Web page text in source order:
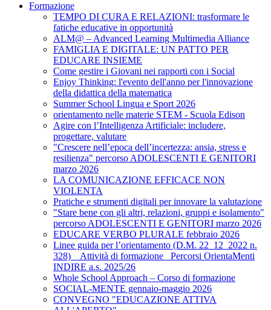
Formazione
TEMPO DI CURA E RELAZIONI: trasformare le
fatiche educative in opportunità
ALM@ – Advanced Learning Multimedia Alliance
FAMIGLIA E DIGITALE: UN PATTO PER
EDUCARE INSIEME
Come gestire i Giovani nei rapporti con i Social
Enjoy Thinking: l'evento dell'anno per l'innovazione
della didattica della matematica
Summer School Lingua e Sport 2026
orientamento nelle materie STEM - Scuola Edison
Agire con l’Intelligenza Artificiale: includere,
progettare, valutare
"Crescere nell’epoca dell’incertezza: ansia, stress e
resilienza" percorso ADOLESCENTI E GENITORI
marzo 2026
LA COMUNICAZIONE EFFICACE NON
VIOLENTA
Pratiche e strumenti digitali per innovare la valutazione
"Stare bene con gli altri, relazioni, gruppi e isolamento"
percorso ADOLESCENTI E GENITORI marzo 2026
EDUCARE VERBO PLURALE febbraio 2026
Linee guida per l’orientamento (D.M. 22_12_2022 n.
328) _ Attività di formazione_ Percorsi OrientaMenti
INDIRE a.s. 2025/26
Whole School Approach – Corso di formazione
SOCIAL-MENTE gennaio-maggio 2026
CONVEGNO "EDUCAZIONE ATTIVA